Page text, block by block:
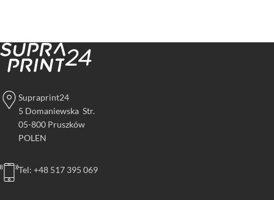
Supraprint24
5 Domaniewska Str.
05-800 Pruszków
POLEN
Tel: +48 517 395 069